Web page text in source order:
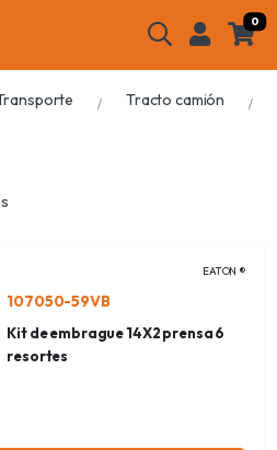
0
Tracto camión
EATON ®
107050-59VB
Kit de embrague 14X2 prensa 6
resortes